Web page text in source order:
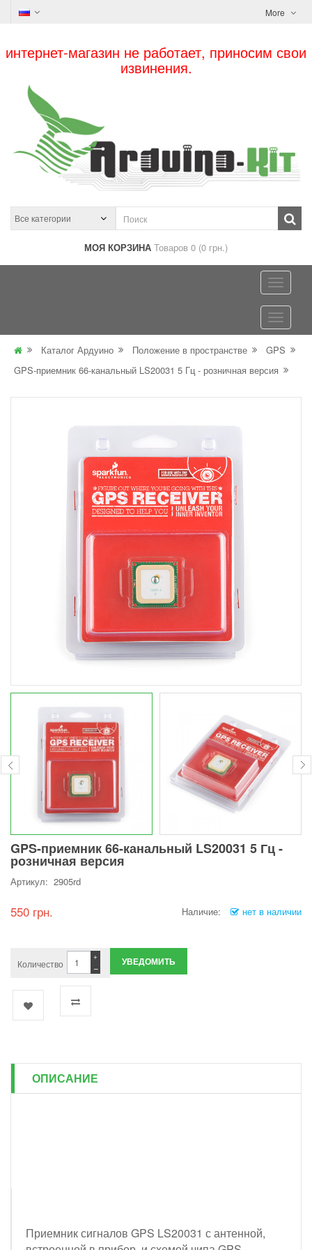
More
интернет-магазин не работает, приносим свои
извинения.
МОЯ КОРЗИНА Товаров 0 (0 грн.)
Каталог Ардуино Положение в пространстве
GPS
GPS-приемник 66-канальный LS20031 5 Гц - розничная версия
GPS-приемник 66-канальный LS20031 5 Гц -
розничная версия
Артикул: 2905rd
550 грн. Наличие: нет в наличии
Количество −
+ УВЕДОМИТЬ
ОПИСАНИЕ
Приемник сигналов GPS LS20031 с антенной,